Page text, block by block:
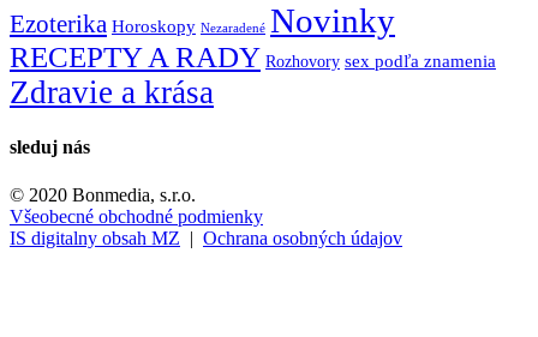
Ezoterika Horoskopy Nezaradené Novinky
RECEPTY A RADY Rozhovory sex podľa znamenia
Zdravie a krása
sleduj nás
© 2020 Bonmedia, s.r.o.
Všeobecné obchodné podmienky
IS digitalny obsah MZ | Ochrana osobných údajov